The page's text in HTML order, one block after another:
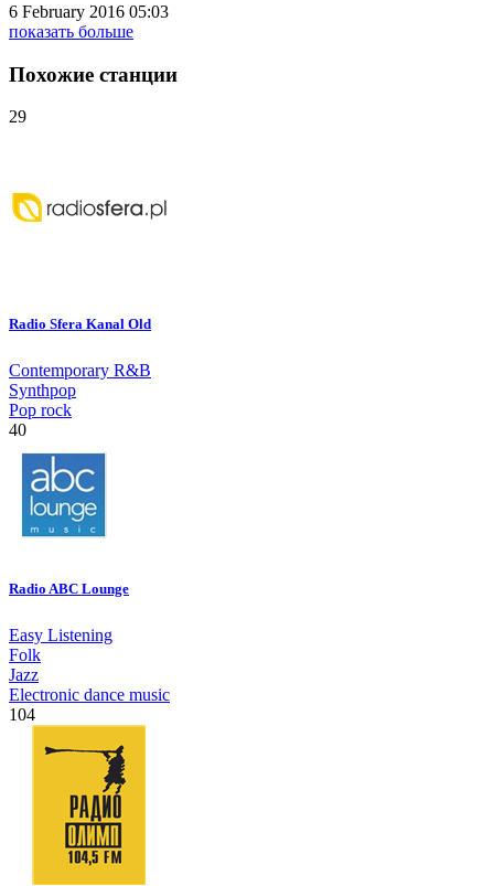
6 February 2016 05:03
показать больше
Похожие станции
29
Radio Sfera Kanal Old
Contemporary R&B
Synthpop
Pop rock
40
Radio ABC Lounge
Easy Listening
Folk
Jazz
Electronic dance music
104